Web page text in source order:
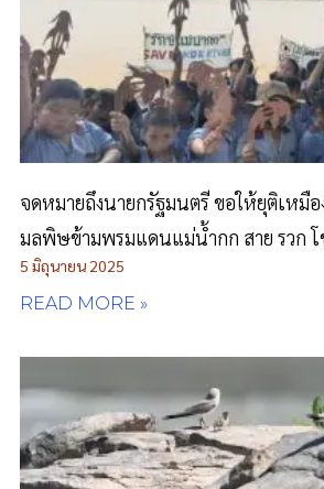
จดหมายถึงนายกรัฐมนตรี ขอให้ยุติเหมื
มลพิษข้ามพรมแดนแม่น้ำกก สาย รวก โ
5 มิถุนายน 2025
READ MORE »